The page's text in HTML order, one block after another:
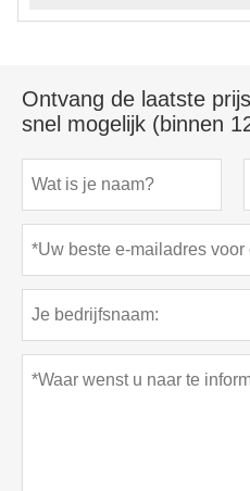
Ontvang de laatste
snel mogelijk (binnen